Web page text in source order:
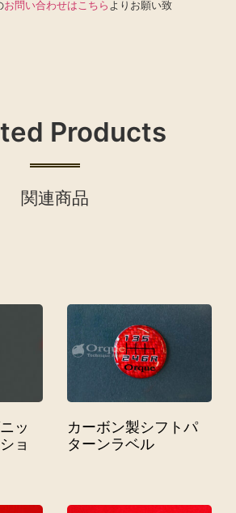
お問い合わせはこちら よりお願い致
Products
関連商品
ッ
ョ
カーボン製シフトパ
ターンラベル